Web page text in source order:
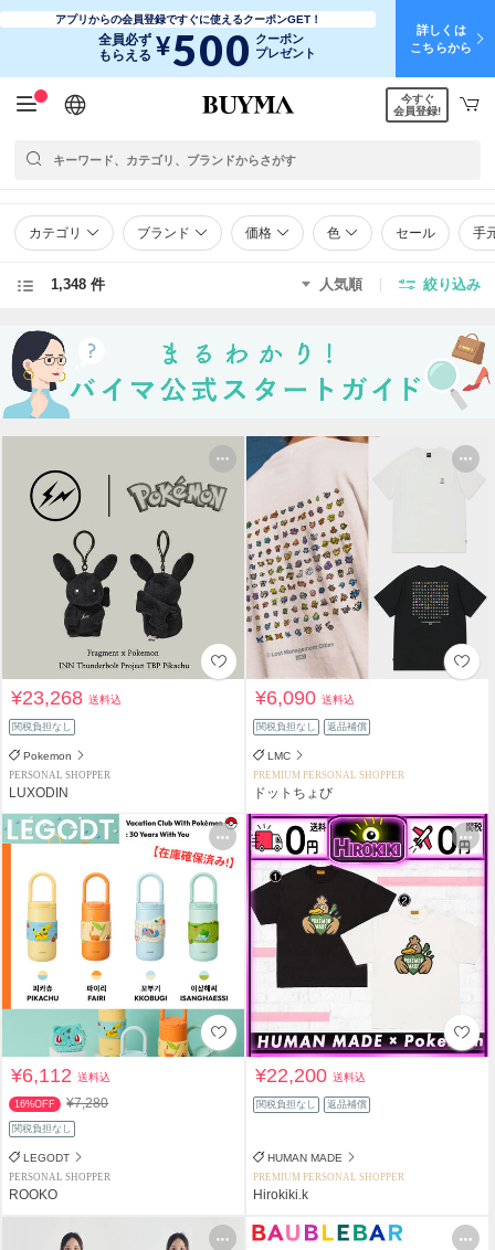
アプリからの会員登録ですぐに使えるクーポンGET！
全員必ず
もらえる ¥500 クーポン
プレゼント
詳しくは
こちらから
日本語
English
简体中文
繁體中文
今すぐ
会員登録!
カテゴリ ブランド 価格 色 セール 手
1,348 件 人気順 絞り込み
¥23,268送料込
関税負担なし
Pokemon
PERSONAL SHOPPER
LUXODIN
¥6,090送料込
関税負担なし 返品補償
LMC
PREMIUM PERSONAL SHOPPER
ドットちょび
¥6,112送料込
16%OFF ¥7,280
関税負担なし
LEGODT
PERSONAL SHOPPER
ROOKO
¥22,200送料込
関税負担なし 返品補償
HUMAN MADE
PREMIUM PERSONAL SHOPPER
Hirokiki.k